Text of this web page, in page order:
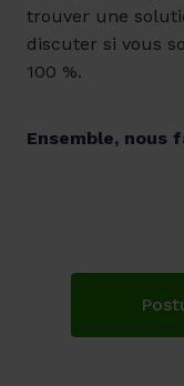
trouver une
discuter si vous
100 %.
Ensemble, nous